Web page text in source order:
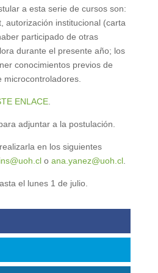
a esta serie de cursos son:
autorización institucional (carta
participado de otras
durante el presente año; los
conocimientos previos de
ENLACE.
adjuntar a la postulación.
en los siguientes
o ana.yanez@uoh.cl.
el lunes 1 de julio.